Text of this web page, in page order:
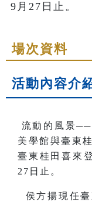
9月27日止。
場次資料
活動內容介
流動的風景
美學館與臺東
臺東桂田喜來
27日止。
侯方揚現任